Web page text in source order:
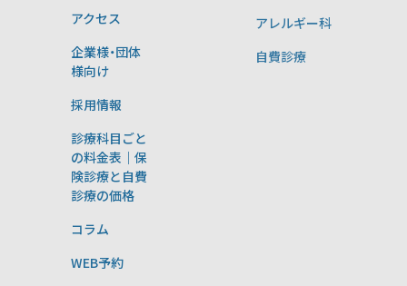
アクセス
企業様・団体
様向け
採用情報
診療科目ごと
の料金表｜保
険診療と自費
診療の価格
コラム
WEB予約
アレルギー科
自費診療